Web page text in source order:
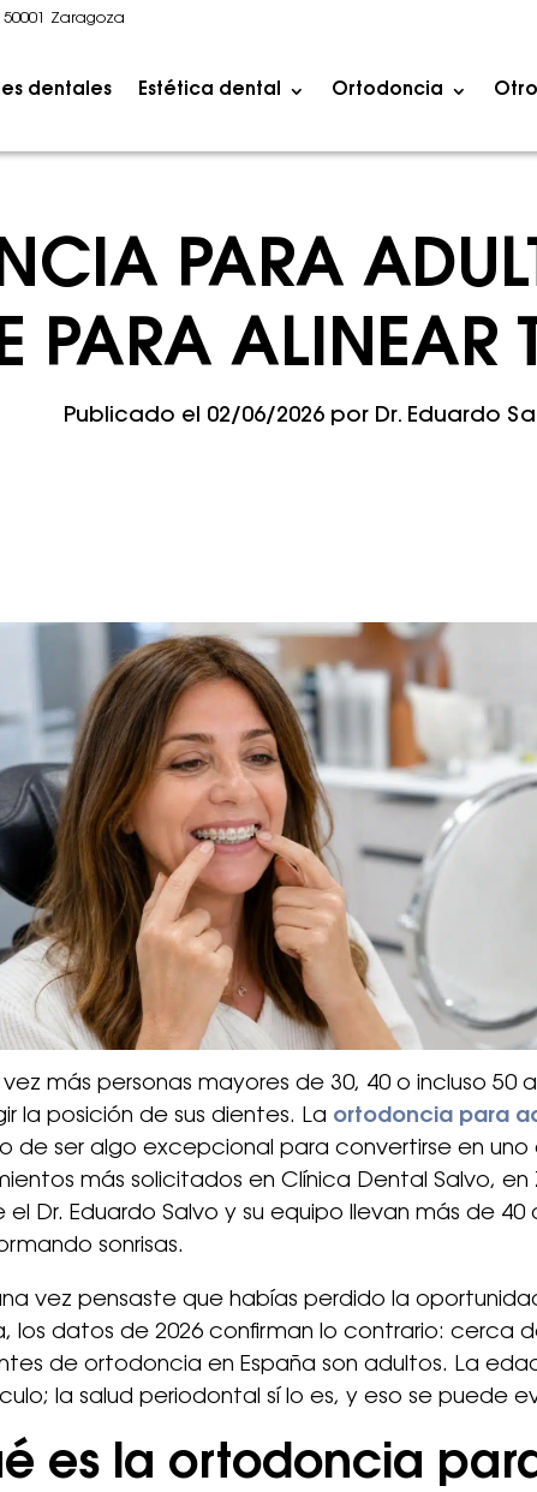
Zaragoza
dentales Estética dental Ortodoncia
PARA
PARA ALINEAR
Publicado el 02/06/2026 por Dr. Eduardo
más personas mayores de 30, 40 o incluso 50
la posición de sus dientes. La ortodoncia para
de ser algo excepcional para convertirse en uno
más solicitados en Clínica Dental Salvo, en
el Dr. Eduardo Salvo y su equipo llevan más de 40
sonrisas.
vez pensaste que habías perdido la
los datos de 2026 confirman lo contrario: cerca
de ortodoncia en España son adultos. La
la salud periodontal sí lo es, y eso se puede
es la ortodoncia